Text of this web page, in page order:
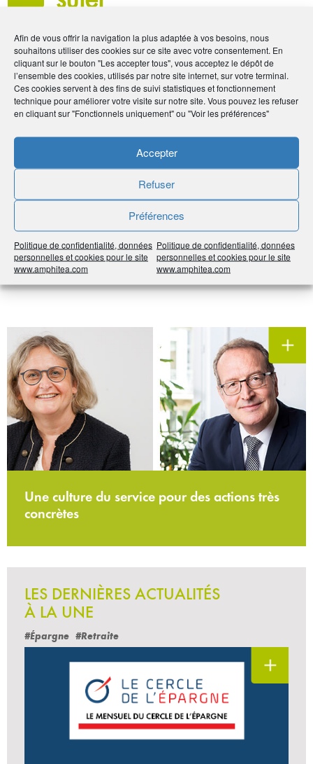
Afin de vous offrir la navigation la plus adaptée à vos besoins, nous
souhaitons utiliser des cookies sur ce site avec votre consentement. En
cliquant sur le bouton "Les accepter tous", vous acceptez le dépôt de
l’ensemble des cookies, utilisés par notre site internet, sur votre terminal.
Ces cookies servent à des fins de suivi statistiques et fonctionnement
technique pour améliorer votre visite sur notre site. Vous pouvez les refuser
en cliquant sur "Fonctionnels uniquement" ou "Voir les préférences"
Accepter
Refuser
Préférences
Politique de confidentialité, données
personnelles et cookies pour le site
www.amphitea.com
Politique de confidentialité, données
personnelles et cookies pour le site
www.amphitea.com
« Le client est au cœur de toutes nos
réflexions et nos actions. »
Une culture du service pour des actions très
concrètes
LES DERNIÈRES ACTUALITÉS
À LA UNE
#Épargne #Retraite